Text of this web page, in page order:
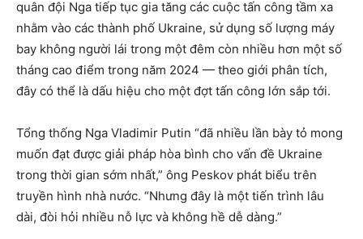
quân đội Nga tiếp tục gia tăng các cuộc tấn công tầm xa
nhằm vào các thành phố Ukraine, sử dụng số lượng máy
bay không người lái trong một đêm còn nhiều hơn một số
tháng cao điểm trong năm 2024 — theo giới phân tích,
đây có thể là dấu hiệu cho một đợt tấn công lớn sắp tới.
Tổng thống Nga Vladimir Putin “đã nhiều lần bày tỏ mong
muốn đạt được giải pháp hòa bình cho vấn đề Ukraine
trong thời gian sớm nhất,” ông Peskov phát biểu trên
truyền hình nhà nước. “Nhưng đây là một tiến trình lâu
dài, đòi hỏi nhiều nỗ lực và không hề dễ dàng.”